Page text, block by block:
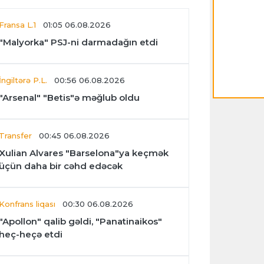
L.1 01:05 06.08.2026
PSJ-ni darmadağın etdi
P.L. 00:56 06.08.2026
"Betis"ə məğlub oldu
00:45 06.08.2026
Alvares "Barselona"ya keçmək
daha bir cəhd edəcək
liqası 00:30 06.08.2026
qalib gəldi, "Panatinaikos"
heçə etdi